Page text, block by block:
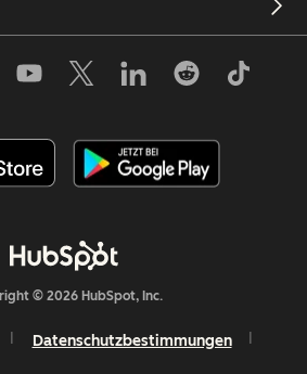
© 2026 HubSpot, Inc.
Datenschutzbestimmungen